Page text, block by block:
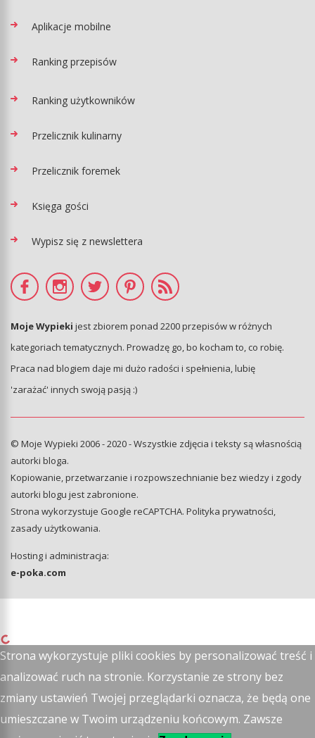
Aplikacje mobilne
Ranking przepisów
Ranking użytkowników
Przelicznik kulinarny
Przelicznik foremek
Księga gości
Wypisz się z newslettera
Moje Wypieki jest zbiorem ponad 2200 przepisów w różnych
kategoriach tematycznych. Prowadzę go, bo kocham to, co robię.
Praca nad blogiem daje mi dużo radości i spełnienia, lubię
'zarażać' innych swoją pasją :)
© Moje Wypieki 2006 - 2020 - Wszystkie zdjęcia i teksty są własnością
autorki bloga.
Kopiowanie, przetwarzanie i rozpowszechnianie bez wiedzy i zgody
autorki blogu jest zabronione.
Strona wykorzystuje Google reCAPTCHA. Polityka prywatności,
zasady użytkowania.
Hosting i administracja:
e-poka.com
Strona wykorzystuje pliki cookies by personalizować treść i
analizować ruch na stronie. Korzystanie ze strony bez
zmiany ustawień Twojej przeglądarki oznacza, że będą one
umieszczane w Twoim urządzeniu końcowym. Zawsze